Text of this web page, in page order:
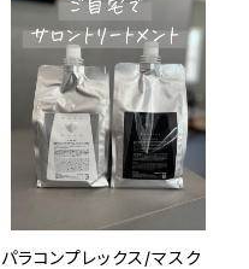
パラコンプレックス/マスク